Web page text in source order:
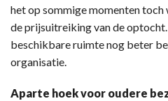
het op sommige momenten toch
de prijsuitreiking van de
beschikbare ruimte nog beter
organisatie.
Aparte hoek voor oudere